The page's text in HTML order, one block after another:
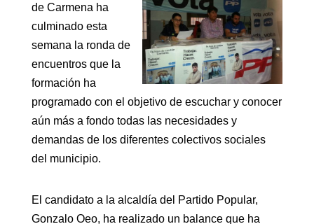
de Carmena ha
culminado esta
semana la ronda de
encuentros que la
formación ha
programado con el objetivo de escuchar y conocer
aún más a fondo todas las necesidades y
demandas de los diferentes colectivos sociales
del municipio.
El candidato a la alcaldía del Partido Popular,
Gonzalo Oeo, ha realizado un balance que ha